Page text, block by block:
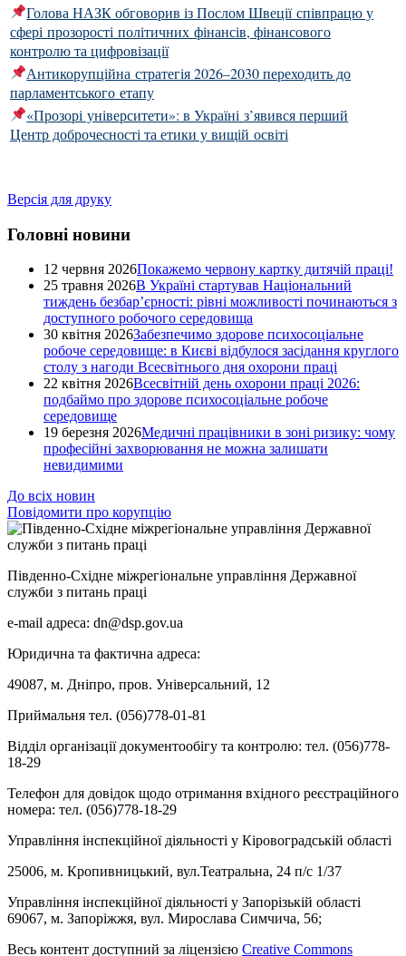
Голова НАЗК обговорив із Послом Швеції співпрацю у
сфері прозорості політичних фінансів, фінансового
контролю та цифровізації
Антикорупційна стратегія 2026–2030 переходить до
парламентського етапу
«Прозорі університети»: в Україні з’явився перший
Центр доброчесності та етики у вищій освіті
Версія для друку
Головні новини
12 червня 2026Покажемо червону картку дитячій праці!
25 травня 2026В Україні стартував Національний
тиждень безбар’єрності: рівні можливості починаються з
доступного робочого середовища
30 квітня 2026Забезпечимо здорове психосоціальне
робоче середовище: в Києві відбулося засідання круглого
столу з нагоди Всесвітнього дня охорони праці
22 квітня 2026Всесвітній день охорони праці 2026:
подбаймо про здорове психосоціальне робоче
середовище
19 березня 2026Медичні працівники в зоні ризику: чому
професійні захворювання не можна залишати
невидимими
До всіх новин
Повідомити про корупцію
Південно-Східне міжрегіональне управління Державної
служби з питань праці
e-mail адреса: dn@dsp.gov.ua
Юридична та фактична адреса:
49087, м. Дніпро, пров. Універсальний, 12
Приймальня тел. (056)778-01-81
Відділ організації документообігу та контролю: тел. (056)778-
18-29
Телефон для довідок щодо отримання вхідного реєстраційного
номера: тел. (056)778-18-29
Управління інспекційної діяльності у Кіровоградській області
25006, м. Кропивницький, вул.Театральна, 24 п/с 1/37
Управління інспекційної діяльності у Запорізькій області
69067, м. Запоріжжя, вул. Мирослава Симчича, 56;
Весь контент доступний за ліцензією Creative Commons